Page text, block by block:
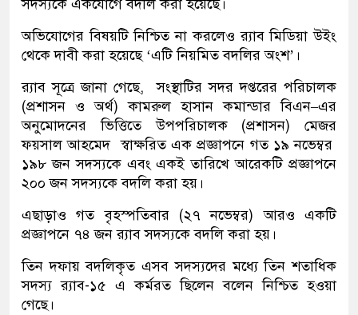
সদস্যকে একযোগে বদলি করা হয়েছে।
অভিযোগের বিষয়টি নিশ্চিত না করলেও র‍্যাব মিডিয়া উইং
থেকে দাবী করা হয়েছে ‘এটি নিয়মিত বদলির অংশ’।
র‍্যাব সূত্রে জানা গেছে, সংস্থাটির সদর দপ্তরের পরিচালক
(প্রশাসন ও অর্থ) কামরুল হাসান কমান্ডার বিএন–এর
অনুমোদনের ভিত্তিতে উপপরিচালক (প্রশাসন) মেজর
ফয়সাল আহমেদ স্বাক্ষরিত এক প্রজ্ঞাপনে গত ১৯ নভেম্বর
১৯৮ জন সদস্যকে এবং একই তারিখে আরেকটি প্রজ্ঞাপনে
২০০ জন সদস্যকে বদলি করা হয়।
এছাড়াও গত বৃহস্পতিবার (২৭ নভেম্বর) আরও একটি
প্রজ্ঞাপনে ৭৪ জন র‌্যাব সদস্যকে বদলি করা হয়।
তিন দফায় বদলিকৃত এসব সদস্যদের মধ্যে তিন শতাধিক
সদস্য র‍্যাব-১৫ এ কর্মরত ছিলেন বলেন নিশ্চিত হওয়া
গেছে।